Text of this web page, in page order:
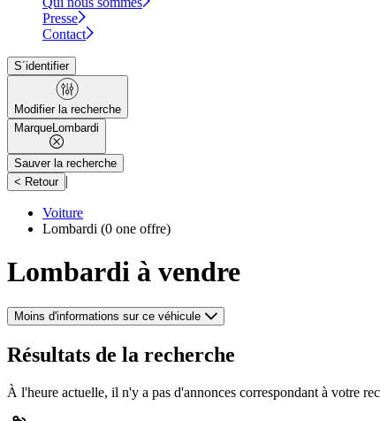
Presse
Contact
S´identifier
Modifier la recherche
MarqueLombardi
Sauver la recherche
< Retour |
Voiture
Lombardi (0 one offre)
Lombardi à vendre
Moins d'informations sur ce véhicule
Résultats de la recherche
À l'heure actuelle, il n'y a pas d'annonces correspondant à votre